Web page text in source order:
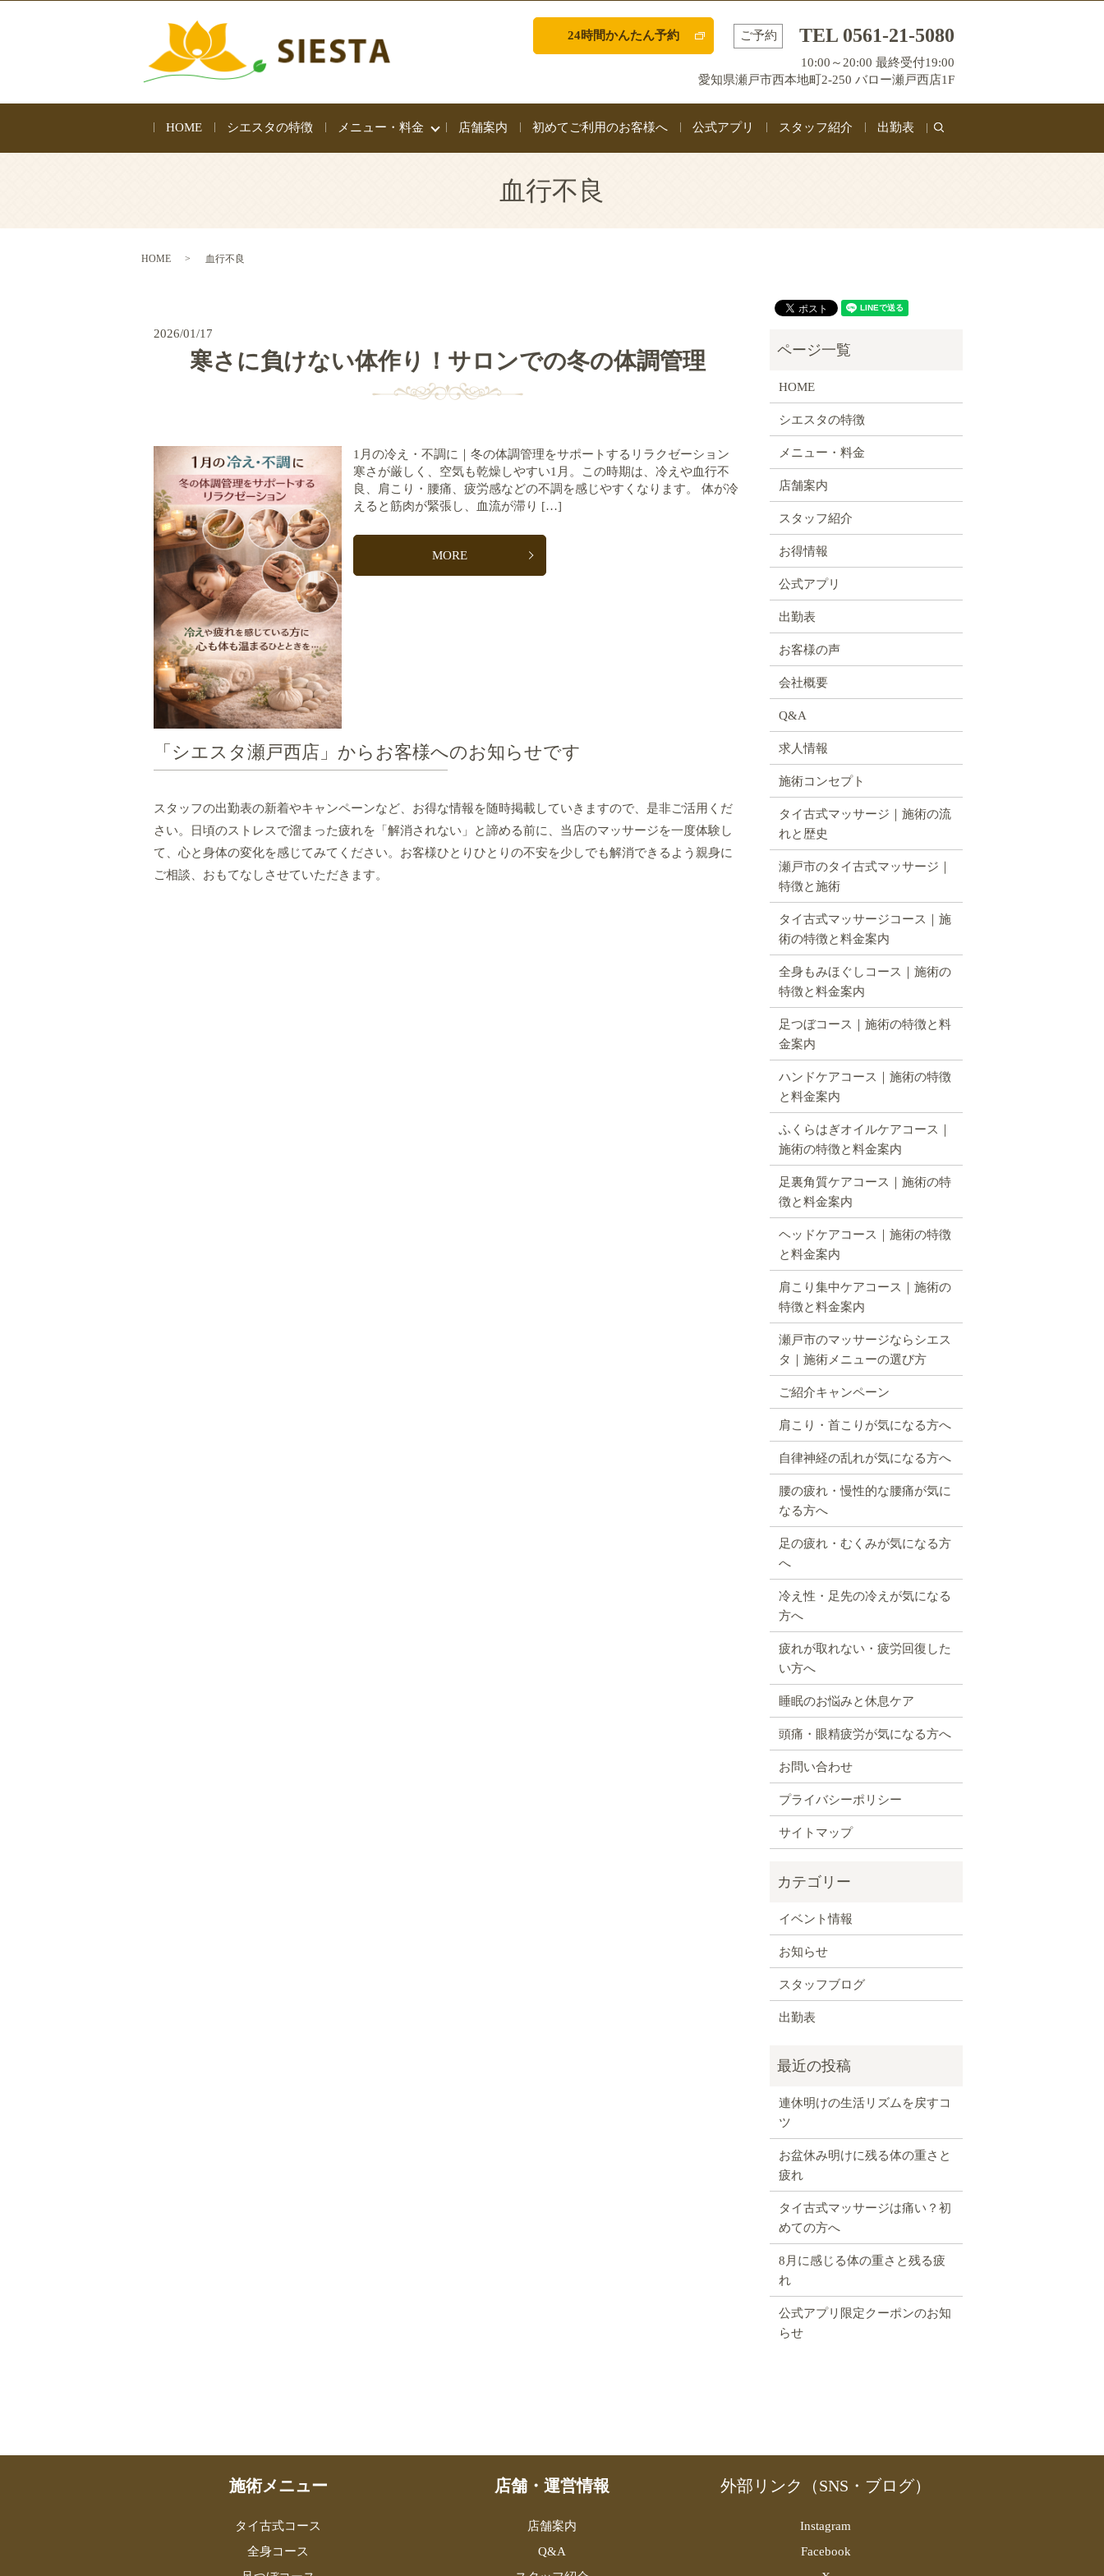
24時間かんたん予約 ご予約 TEL 0561-21-5080
10:00～20:00 最終受付19:00
愛知県瀬戸市西本地町2-250 バロー瀬戸西店1F
HOME シエスタの特徴 メニュー・料金 店舗案内 初めてご利用のお客様へ 公式アプリ スタッフ紹介 出勤表
search
血行不良
HOME 血行不良
2026/01/17
寒さに負けない体作り！サロンでの冬の体調管理
1月の冷え・不調に｜冬の体調管理をサポートするリラクゼーション
寒さが厳しく、空気も乾燥しやすい1月。この時期は、冷えや血行不
良、肩こり・腰痛、疲労感などの不調を感じやすくなります。 体が冷
えると筋肉が緊張し、血流が滞り […]
MORE
「シエスタ瀬戸西店」からお客様へのお知らせです
スタッフの出勤表の新着やキャンペーンなど、お得な情報を随時掲載していきますので、是非ご活用くだ
さい。日頃のストレスで溜まった疲れを「解消されない」と諦める前に、当店のマッサージを一度体験し
て、心と身体の変化を感じてみてください。お客様ひとりひとりの不安を少しでも解消できるよう親身に
ご相談、おもてなしさせていただきます。
HOME
シエスタの特徴
メニュー・料金
店舗案内
スタッフ紹介
お得情報
公式アプリ
出勤表
お客様の声
会社概要
Q&A
求人情報
施術コンセプト
タイ古式マッサージ｜施術の流
れと歴史
瀬戸市のタイ古式マッサージ｜
特徴と施術
タイ古式マッサージコース｜施
術の特徴と料金案内
全身もみほぐしコース｜施術の
特徴と料金案内
足つぼコース｜施術の特徴と料
金案内
ハンドケアコース｜施術の特徴
と料金案内
ふくらはぎオイルケアコース｜
施術の特徴と料金案内
足裏角質ケアコース｜施術の特
徴と料金案内
ヘッドケアコース｜施術の特徴
と料金案内
肩こり集中ケアコース｜施術の
特徴と料金案内
瀬戸市のマッサージならシエス
タ｜施術メニューの選び方
ご紹介キャンペーン
肩こり・首こりが気になる方へ
自律神経の乱れが気になる方へ
腰の疲れ・慢性的な腰痛が気に
なる方へ
足の疲れ・むくみが気になる方
へ
冷え性・足先の冷えが気になる
方へ
疲れが取れない・疲労回復した
い方へ
睡眠のお悩みと休息ケア
頭痛・眼精疲労が気になる方へ
お問い合わせ
プライバシーポリシー
サイトマップ
イベント情報
お知らせ
スタッフブログ
出勤表
連休明けの生活リズムを戻すコ
ツ
お盆休み明けに残る体の重さと
疲れ
タイ古式マッサージは痛い？初
めての方へ
8月に感じる体の重さと残る疲
れ
公式アプリ限定クーポンのお知
らせ
施術メニュー
タイ古式コース
全身コース
店舗・運営情報
店舗案内
Q&A
外部リンク（SNS・ブログ）
Instagram
Facebook